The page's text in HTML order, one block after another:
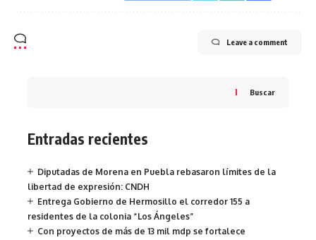
Leave a comment
Buscar
Entradas recientes
Diputadas de Morena en Puebla rebasaron límites de la
libertad de expresión: CNDH
Entrega Gobierno de Hermosillo el corredor 155 a
residentes de la colonia “Los Ángeles”
Con proyectos de más de 13 mil mdp se fortalece